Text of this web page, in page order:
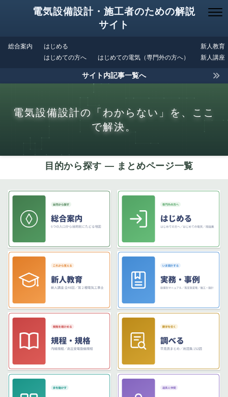
電気設備設計・施工者のための解説
サイト
総合案内
はじめる
はじめての方へ
はじめての電気（専門外の方へ）
新人教育
新人講座
サイト内記事一覧へ
電気設備設計の「わからない」を、ここ
で解決。